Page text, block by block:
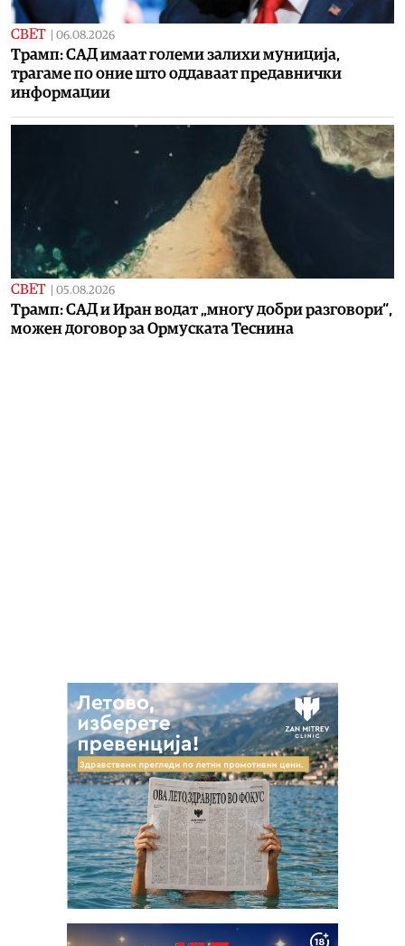
СВЕТ 06.08.2026
Трамп: САД имаат големи залихи муниција,
трагаме по оние што оддаваат предавнички
информации
СВЕТ 05.08.2026
Трамп: САД и Иран водат „многу добри разговори“,
можен договор за Ормуската Теснина